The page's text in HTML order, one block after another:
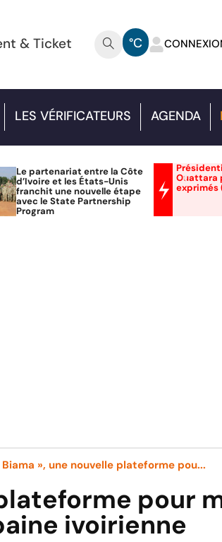
& Ticket °C
LES VÉRIFICATEURS AGENDA
Le partenariat entre la Côte
d’Ivoire et les États-Unis
franchit une nouvelle étape
avec le State Partnership
Program
Ouattara
exprimés
Biama », une nouvelle plateforme pou...
pour
ivoirienne